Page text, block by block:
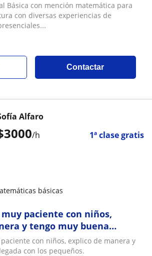
Básica con mención matemática para
con diversas experiencias de
Contactar
3000/h 1ª clase gratis
Alfaro
básicas
paciente con niños,
y tengo muy buena
pequeñoscon niños, explico de manera y
con los pequeños.